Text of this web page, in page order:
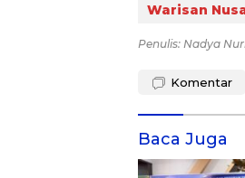
Warisan
Penulis: Nadya
Komentar
Baca Juga